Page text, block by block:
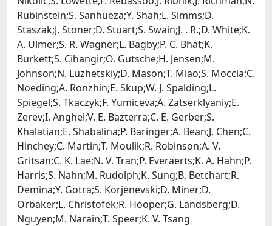
Rubinstein;S. Sanhueza;Y. Shah;L. Simms;D.
Staszak;J. Stoner;D. Stuart;S. Swain;J. . R.;D. White;K.
A. Ulmer;S. R. Wagner;L. Bagby;P. C. Bhat;K.
Burkett;S. Cihangir;O. Gutsche;H. Jensen;M.
Johnson;N. Luzhetskiy;D. Mason;T. Miao;S. Moccia;C.
Noeding;A. Ronzhin;E. Skup;W. J. Spalding;L.
Spiegel;S. Tkaczyk;F. Yumiceva;A. Zatserklyaniy;E.
Zerev;I. Anghel;V. E. Bazterra;C. E. Gerber;S.
Khalatian;E. Shabalina;P. Baringer;A. Bean;J. Chen;C.
Hinchey;C. Martin;T. Moulik;R. Robinson;A. V.
Gritsan;C. K. Lae;N. V. Tran;P. Everaerts;K. A. Hahn;P.
Harris;S. Nahn;M. Rudolph;K. Sung;B. Betchart;R.
Demina;Y. Gotra;S. Korjenevski;D. Miner;D.
Orbaker;L. Christofek;R. Hooper;G. Landsberg;D.
Nguyen;M. Narain;T. Speer;K. V. Tsang